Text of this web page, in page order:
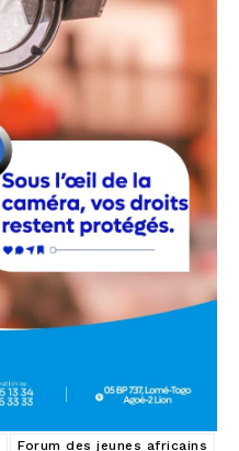
Forum des jeunes africains